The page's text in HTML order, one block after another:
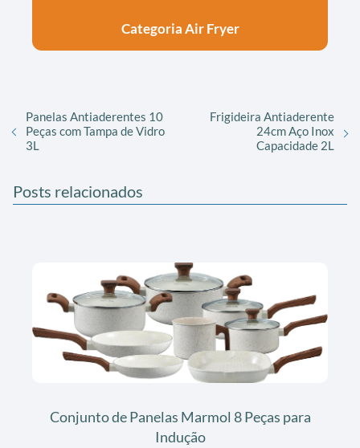
Categoria Air Fryer
Panelas Antiaderentes 10
Peças com Tampa de Vidro
3L
Frigideira Antiaderente
24cm Aço Inox
Capacidade 2L
Posts relacionados
Conjunto de Panelas Marmol 8 Peças para
Indução